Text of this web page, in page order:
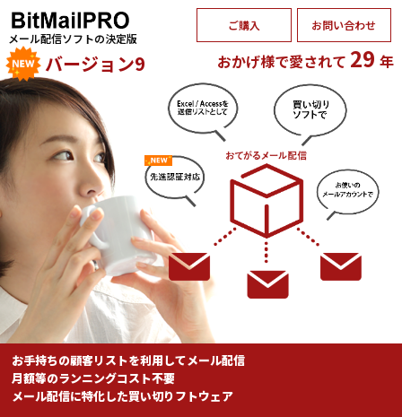
メール配信ソフトの決定版
お問い合わせ
ご購入
おかげ様で愛されて 29年
お手持ちの顧客リストを利用してメール配信
月額等のランニングコスト不要
メール配信に特化した買い切りフトウェア